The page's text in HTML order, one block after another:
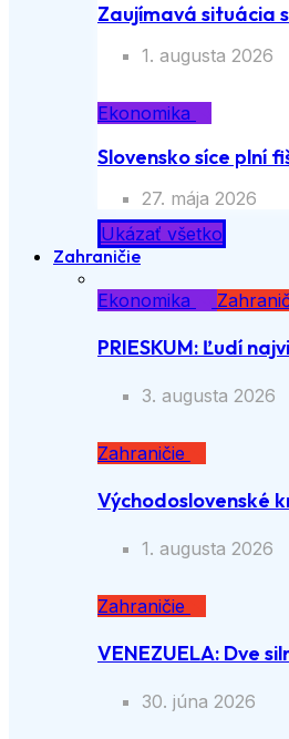
Zaujímavá situácia
1. augusta 2026
Ekonomika
Slovensko síce plní
27. mája 2026
Ukázať všetko
Zahraničie
Ekonomika
PRIESKUM: Ľudí
3. augusta 2026
Zahraničie
Východoslovenské
1. augusta 2026
Zahraničie
VENEZUELA: Dve
30. júna 2026